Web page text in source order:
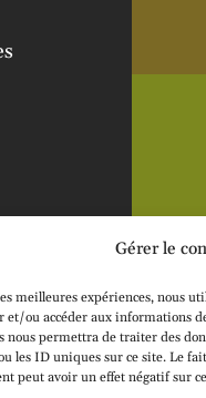
Gérer le
meilleures expériences, nous
et/ou accéder aux informations
nous permettra de traiter des
les ID uniques sur ce site. Le
peut avoir un effet négatif sur